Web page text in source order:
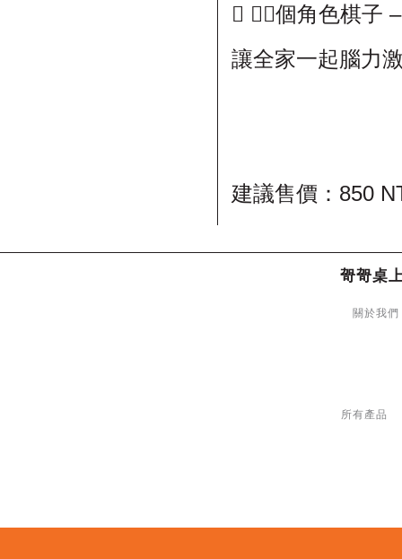
 １０個角色棋子
讓全家一起腦力
建議售價：850
哿哿桌
關於我們
所有產品